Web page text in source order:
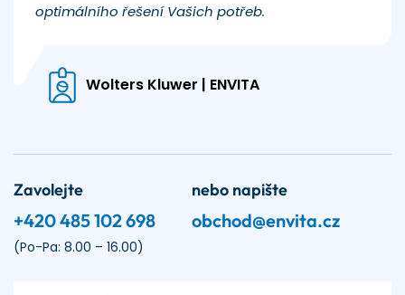
optimálního řešení Vašich potřeb.
Wolters Kluwer | ENVITA
Zavolejte
+420 485 102 698
(Po-Pa: 8.00 – 16.00)
nebo napište
obchod@envita.cz